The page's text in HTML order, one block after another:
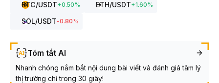
BTC/USDT+0.50% ETH/USDT+1.60%
SOL/USDT-0.80%
Tóm tắt AI
Nhanh chóng nắm bắt nội dung bài viết và đánh giá tâm lý
thị trường chỉ trong 30 giây!